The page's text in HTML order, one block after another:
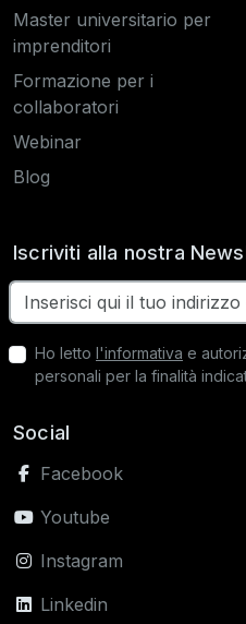
Master universitario per
imprenditori
Formazione per i
collaboratori
Webinar
Blog
Iscriviti alla nostra
Ho letto l'informativa e
personali per la finalità
Social
Facebook
Youtube
Instagram
Linkedin